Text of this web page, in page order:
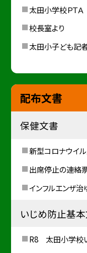
太田小学校ＰＴＡ
校長室より
太田小子ども記
配布文書
保健文書
新型コロナウイ
出席停止の連絡
インフルエンザ
いじめ防止基
R8 太田小学校